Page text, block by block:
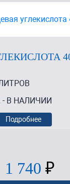
- В НАЛИЧИИ
Подробнее
1 740 ₽